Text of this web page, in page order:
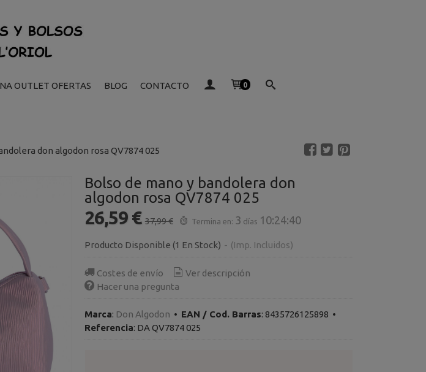
OUTLET OFERTAS BLOG CONTACTO 0
don algodon rosa QV7874 025
Bolso de mano y bandolera don
algodon rosa QV7874 025
26,59 € 37,99 € Termina en: 3 días 10:24:39
Producto Disponible (1 En Stock) - (Imp. Incluidos)
Costes de envío
Ver descripción
Hacer una pregunta
Marca: Don Algodon • EAN / Cod. Barras: 8435726125898 •
Referencia: DA QV7874 025